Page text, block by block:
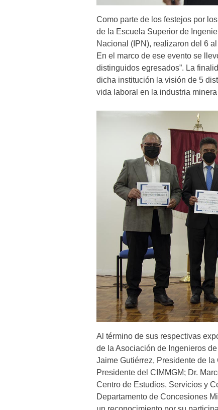
Como parte de los festejos por
de la Escuela Superior de
Nacional (IPN), realizaron del 6
En el marco de ese evento se
distinguidos egresados”. La
dicha institución la visión de 5
vida laboral en la industria
Al término de sus respectivas
de la Asociación de Ingenieros
Jaime Gutiérrez, Presidente de
Presidente del CIMMGM; Dr.
Centro de Estudios, Servicios y
Departamento de Concesiones